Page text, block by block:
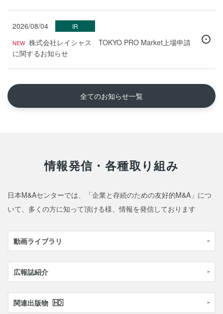
2026/08/04 IR
株式会社レイシャス TOKYO PRO Market上場申請
に関するお知らせ
全てのお知らせ一覧
情報発信・各種取り組み
日本M&Aセンターでは、「企業と存続のための友好的M&A」につ
いて、多くの方に知って頂ける様、情報を発信しております
動画ライブラリ
広報誌紹介
関連出版物